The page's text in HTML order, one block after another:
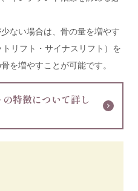
ない場合は、骨の量を増やす
リフト・サイナスリフト）を
を増やすことが可能です。
特徴について詳し